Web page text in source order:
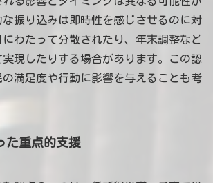
振り込みは即時性を感じさせるのに対
にわたって分散されたり、年末調整など
現したりする場合があります。この認
満足度や行動に影響を与えることも考
た重点的支援